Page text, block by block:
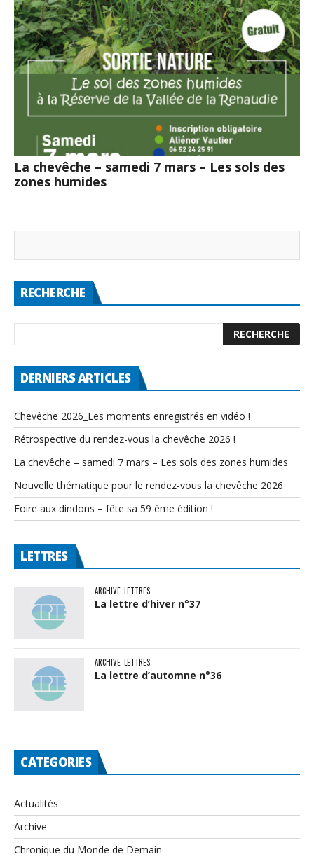
La chevêche – samedi 7 mars – Les sols des
zones humides
RECHERCHE
DERNIERS ARTICLES
Chevêche 2026_Les moments enregistrés en vidéo !
Rétrospective du rendez-vous la chevêche 2026 !
La chevêche – samedi 7 mars – Les sols des zones humides
Nouvelle thématique pour le rendez-vous la chevêche 2026
Foire aux dindons – fête sa 59 ème édition !
LETTRES
ARCHIVE LETTRES
La lettre d’hiver n°37
ARCHIVE LETTRES
La lettre d’automne n°36
CATEGORIES
Actualités
Archive
Chronique du Monde de Demain